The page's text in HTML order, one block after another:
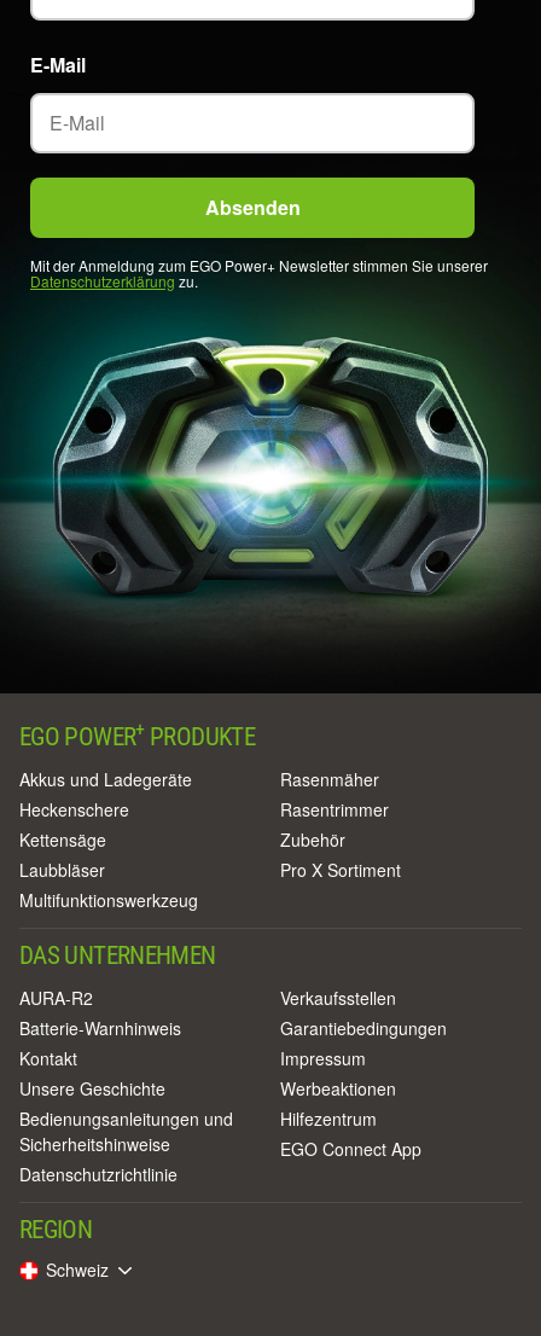
E-Mail
Mit der Anmeldung zum EGO Power+ Newsletter stimmen Sie unserer
Datenschutzerklärung zu.
EGO POWER+PRODUKTE
Akkus und Ladegeräte
Heckenschere
Kettensäge
Laubbläser
Multifunktionswerkzeug
Rasenmäher
Rasentrimmer
Zubehör
Pro X Sortiment
DAS UNTERNEHMEN
AURA-R2
Batterie-Warnhinweis
Kontakt
Unsere Geschichte
Bedienungsanleitungen und
Sicherheitshinweise
Datenschutzrichtlinie
Verkaufsstellen
Garantiebedingungen
Impressum
Werbeaktionen
Hilfezentrum
EGO Connect App
REGION
Schweiz